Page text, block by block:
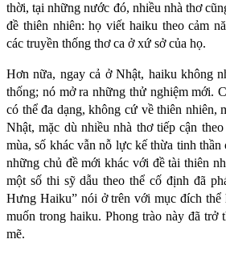
thời, tại những nước đó, nhiều nhà thơ
đề thiên nhiên: họ viết haiku theo cảm
các truyền thống thơ ca ở xứ sở của họ.
Hơn nữa, ngay cả ở Nhật, haiku không
thống; nó mở ra những thử nghiệm mới.
có thể đa dạng, không cứ về thiên nhiên,
Nhật, mặc dù nhiều nhà thơ tiếp cận
mùa, số khác vẫn nỗ lực kế thừa tinh
những chủ đề mới khác với đề tài thiên
một số thi sỹ dẫu theo thể cố định đã
Hưng Haiku” nói ở trên với mục đích thể
muốn trong haiku. Phong trào này đã trở
mẽ.